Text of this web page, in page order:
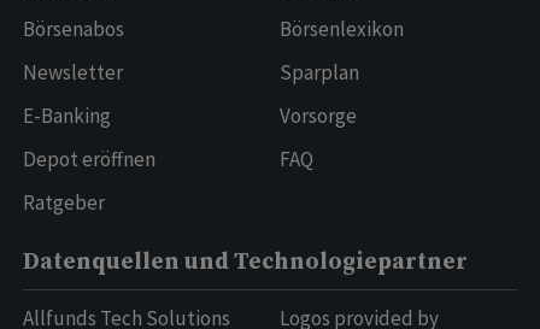
Börsenabos
Newsletter
E-Banking
Depot eröffnen
Ratgeber
Börsenlexikon
Sparplan
Vorsorge
FAQ
Datenquellen und Technologiepartner
Allfunds Tech Solutions Logos provided by